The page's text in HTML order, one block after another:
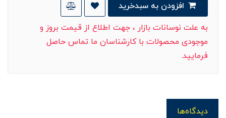
به علت نوسانات بازار ، جهت اطلاع از قیمت بروز و
موجودی محصولات با کارشناسان ما تماس حاصل
فرمایید.
دیدگاه‌ها